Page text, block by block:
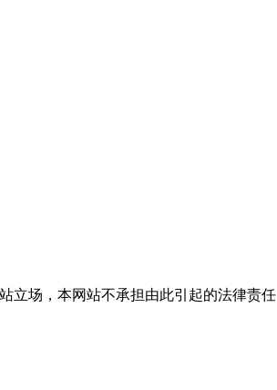
立场，本网站不承担由此引起的法律责任